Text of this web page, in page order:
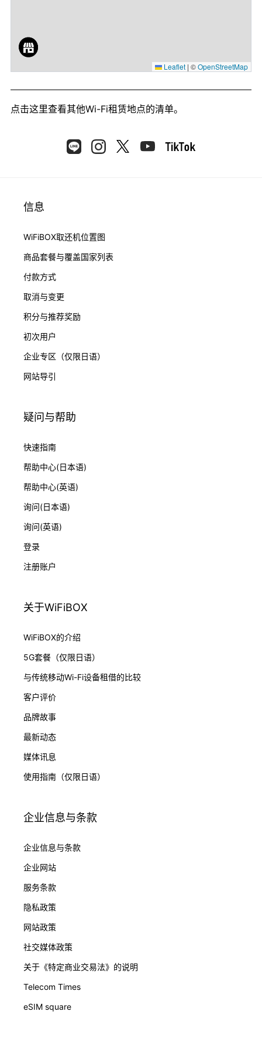
Leaflet | ©OpenStreetMap
点击这里查看其他Wi-Fi租赁地点的清单。
信息
WiFiBOX取还机位置图
商品套餐与覆盖国家列表
付款方式
取消与变更
积分与推荐奖励
初次用户
企业专区（仅限日语）
网站导引
疑问与帮助
快速指南
帮助中心(日本语)
帮助中心(英语)
询问(日本语)
询问(英语)
登录
注册账户
关于WiFiBOX
WiFiBOX的介绍
5G套餐（仅限日语）
与传统移动Wi-Fi设备租借的比较
客户评价
品牌故事
最新动态
媒体讯息
使用指南（仅限日语）
企业信息与条款
企业信息与条款
企业网站
服务条款
隐私政策
网站政策
社交媒体政策
关于《特定商业交易法》的说明
Telecom Times
eSIM square